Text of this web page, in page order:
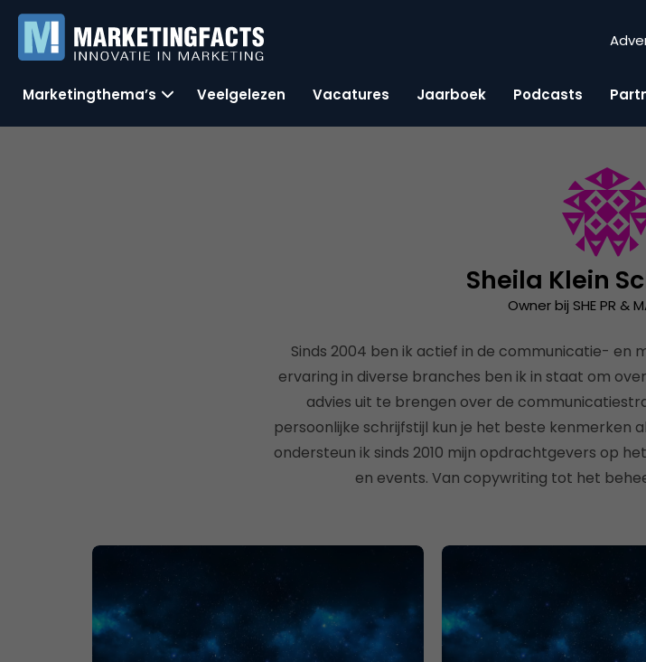
Marketingthema’s Veelgelezen Vacatures Jaarboek Podcasts
Sheila Klein
Owner bij SHE PR &
Sinds 2004 ben ik actief in de communicatie- en
ervaring in diverse branches ben ik in staat om
advies uit te brengen over de
persoonlijke schrijfstijl kun je het beste kenmerken
ondersteun ik sinds 2010 mijn opdrachtgevers op
en events. Van copywriting tot het